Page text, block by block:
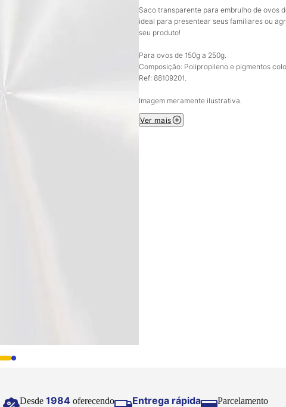
Saco transparente para embrulho de ovos
ideal para presentear seus familiares ou
seu produto!
Para ovos de 150g a 250g.
Composição: Polipropileno e pigmentos
Ref: 88109201.
Imagem meramente ilustrativa.
Ver mais
Desde 1984 oferecendo
Entrega rápida
Parcelamento